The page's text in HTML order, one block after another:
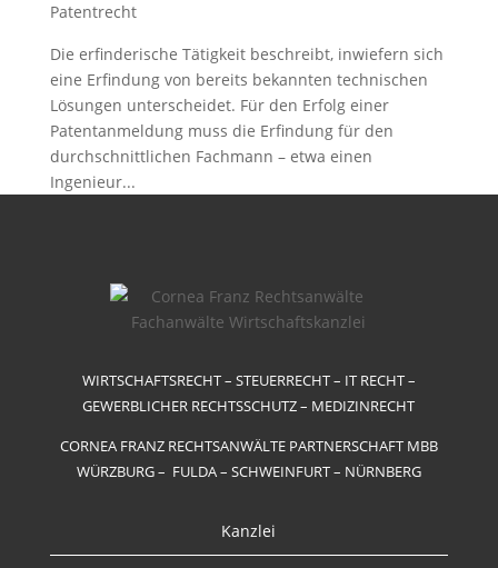
Patentrecht
Die erfinderische Tätigkeit beschreibt, inwiefern sich
eine Erfindung von bereits bekannten technischen
Lösungen unterscheidet. Für den Erfolg einer
Patentanmeldung muss die Erfindung für den
durchschnittlichen Fachmann – etwa einen
Ingenieur...
WIRTSCHAFTSRECHT – STEUERRECHT – IT RECHT –
GEWERBLICHER RECHTSSCHUTZ – MEDIZINRECHT
CORNEA FRANZ RECHTSANWÄLTE PARTNERSCHAFT MBB
WÜRZBURG – FULDA – SCHWEINFURT – NÜRNBERG
Kanzlei